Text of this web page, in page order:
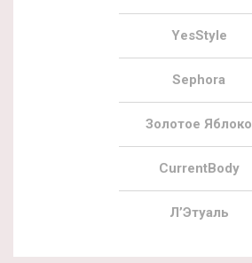
YesStyle
Sephora
Золотое Яблоко
CurrentBody
Л’Этуаль